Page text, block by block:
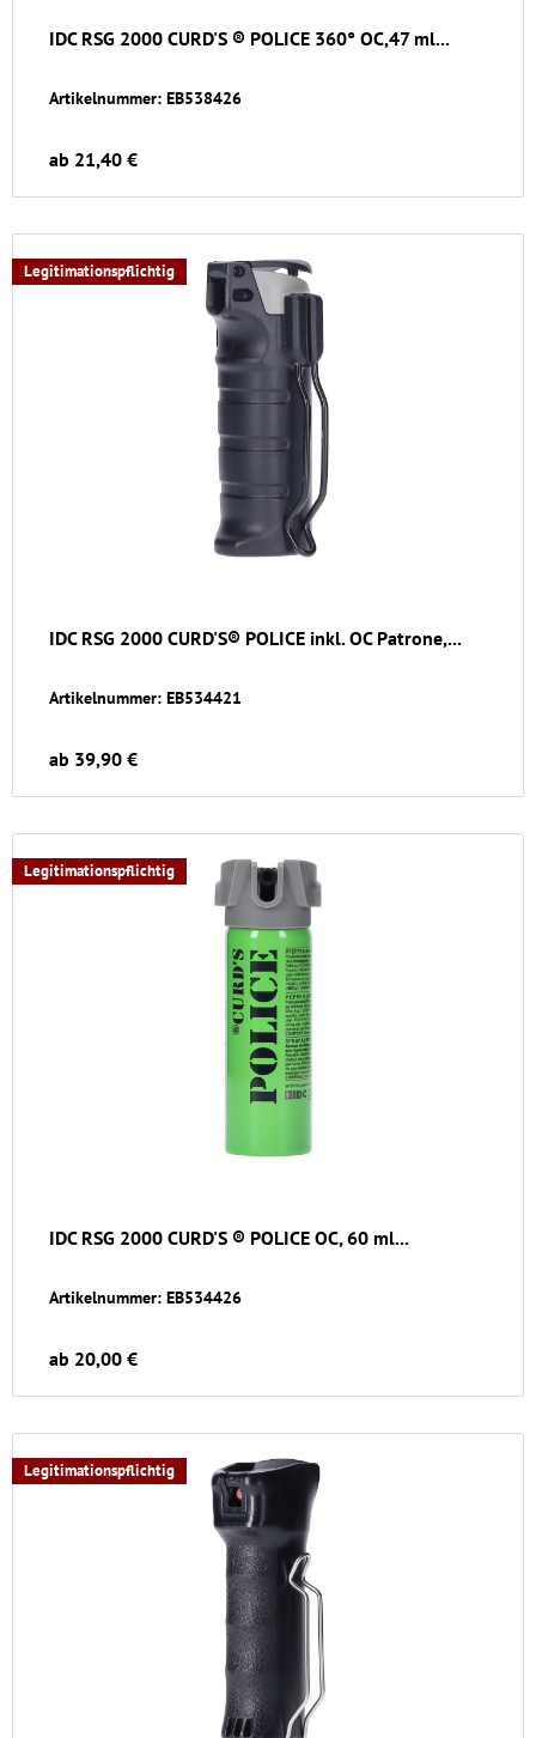
IDC RSG 2000 CURD'S ® POLICE 360° OC,47 ml...
Artikelnummer: EB538426
ab 21,40 €
Legitimationspflichtig
IDC RSG 2000 CURD'S® POLICE inkl. OC Patrone,...
Artikelnummer: EB534421
ab 39,90 €
Legitimationspflichtig
IDC RSG 2000 CURD'S ® POLICE OC, 60 ml...
Artikelnummer: EB534426
ab 20,00 €
Legitimationspflichtig